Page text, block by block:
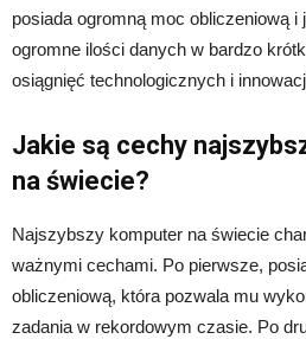
posiada ogromną moc obliczeniową
ogromne ilości danych w bardzo
osiągnięć technologicznych i
Jakie są cechy
na świecie?
Najszybszy komputer na świecie
ważnymi cechami. Po pierwsze,
obliczeniową, która pozwala mu
zadania w rekordowym czasie. Po